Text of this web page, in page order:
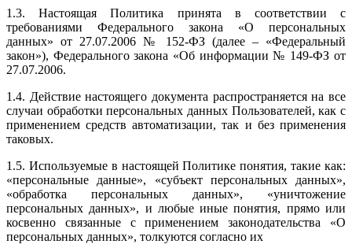
1.3. Настоящая Политика принята в соответствии с
требованиями Федерального закона «О персональных
данных» от 27.07.2006 № 152-ФЗ (далее – «Федеральный
закон»), Федерального закона «Об информации № 149-ФЗ от
27.07.2006.
1.4. Действие настоящего документа распространяется на все
случаи обработки персональных данных Пользователей, как с
применением средств автоматизации, так и без применения
таковых.
1.5. Используемые в настоящей Политике понятия, такие как:
«персональные данные», «субъект персональных данных»,
«обработка персональных данных», «уничтожение
персональных данных», и любые иные понятия, прямо или
косвенно связанные с применением законодательства «О
персональных данных», толкуются согласно их